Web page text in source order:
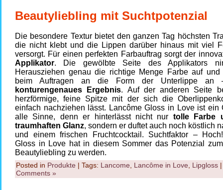
Beautyliebling mit Suchtpotenzial
Die besondere Textur bietet den ganzen Tag höchsten
die nicht klebt und die Lippen darüber hinaus mit viel
versorgt. Für einen perfekten Farbauftrag sorgt der
Applikator. Die gewölbte Seite des Applikators
Herausziehen genau die richtige Menge Farbe auf und
beim Auftragen an die Form der Unterlippe
konturengenaues Ergebnis. Auf der anderen Seite
herzförmige, feine Spitze mit der sich die
einfach nachziehen lässt. Lancôme Gloss in Love ist ein
alle Sinne, denn er hinterlässt nicht nur tolle Farbe
traumhaften Glanz, sondern er duftet auch noch köstlich
und einem frischen Fruchtcocktail. Suchtfaktor –
Gloss in Love hat in diesem Sommer das Potenzial
Beautyliebling zu werden.
Posted in Produkte | Tags: Lancome Lancôme in Love Lipgloss
Comments »